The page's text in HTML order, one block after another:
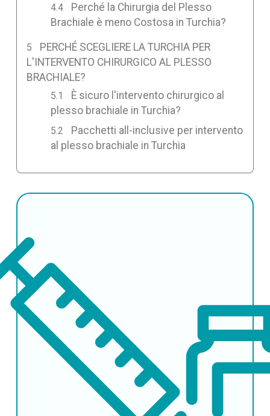
Perché la Chirurgia del Plesso
Brachiale è meno Costosa in Turchia?
PERCHÉ SCEGLIERE LA TURCHIA PER
L'INTERVENTO CHIRURGICO AL PLESSO
BRACHIALE?
È sicuro l'intervento chirurgico al
plesso brachiale in Turchia?
Pacchetti all-inclusive per intervento
al plesso brachiale in Turchia